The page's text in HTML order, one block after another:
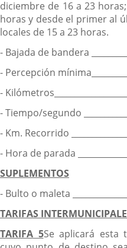
diciembre de 16 a 23
horas y desde el primer al
locales de 15 a 23 horas.
- Bajada de bandera
- Percepción
-
- Tiempo/segundo
- Km. Recorrido
- Hora de parada
SUPLEMENTOS
- Bulto o maleta
TARIFAS
TARIFA 5Se aplicará esta